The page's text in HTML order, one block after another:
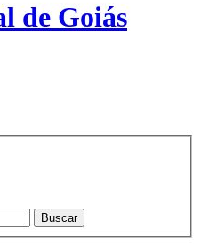
de Goiás
Buscar